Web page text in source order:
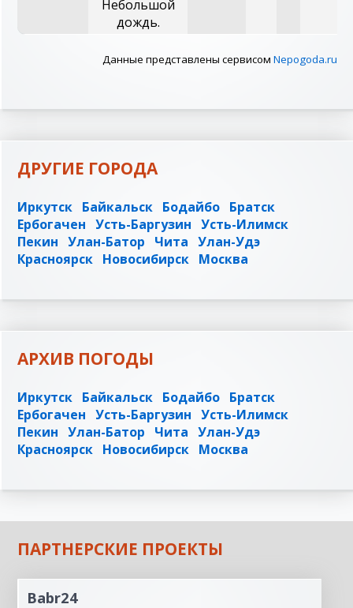
Небольшой
дождь.
Данные представлены сервисом Nepogoda.ru
ДРУГИЕ ГОРОДА
Иркутск Байкальск Бодайбо Братск
Ербогачен Усть-Баргузин Усть-Илимск
Пекин Улан-Батор Чита Улан-Удэ
Красноярск Новосибирск Москва
АРХИВ ПОГОДЫ
Иркутск Байкальск Бодайбо Братск
Ербогачен Усть-Баргузин Усть-Илимск
Пекин Улан-Батор Чита Улан-Удэ
Красноярск Новосибирск Москва
ПАРТНЕРСКИЕ ПРОЕКТЫ
Babr24